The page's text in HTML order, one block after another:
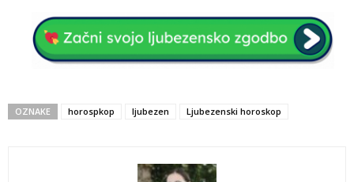
OZNAKE horospkop ljubezen Ljubezenski horoskop